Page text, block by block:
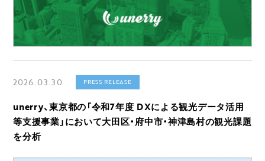
2026.03.30 PRESS RELEASE
unerry、東京都の「令和7年度 DXによる観光データ活用
等支援事業」において大田区・府中市・神津島村の観光課題
を分析